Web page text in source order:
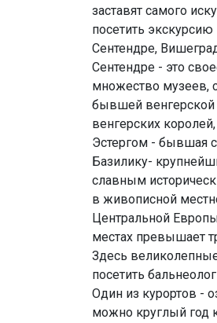
заставят самого
посетить
Сентендре,
Сентендре - это
множество музеев,
бывшей венгерской
венгерских
Эстергом - бывшая
Базилику-
славным
в живописной
Центральной
местах превышает
Здесь
посетить
Один из курортов -
можно круглый год